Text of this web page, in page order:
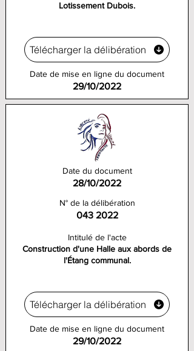
Lotissement Dubois.
Télécharger la délibération
Date de mise en ligne du document
29/10/2022
Date du document
28/10/2022
N° de la délibération
043 2022
Intitulé de l'acte
Construction d'une Halle aux abords de
l'Étang communal.
Télécharger la délibération
Date de mise en ligne du document
29/10/2022